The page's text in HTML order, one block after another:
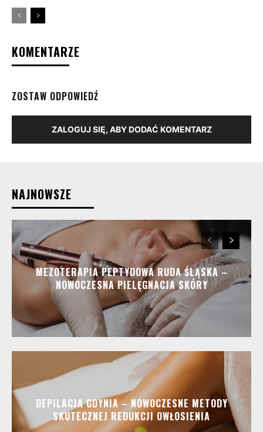
KOMENTARZE
ZOSTAW ODPOWIEDŹ
ZALOGUJ SIĘ, ABY DODAĆ KOMENTARZ
NAJNOWSZE
MEZOTERAPIA PEPTYDOWA RUDA ŚLĄSKA –
NOWOCZESNA PIELĘGNACJA SKÓRY
DEPILACJA GDYNIA – NOWOCZESNE METODY
SKUTECZNEJ REDUKCJI OWŁOSIENIA